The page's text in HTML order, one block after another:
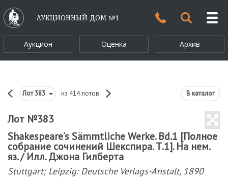
АУКЦИОННЫЙ ДОМ №1
Аукцион Оценка Архив
Лот383 из 414 лотов В каталог
Лот №383
Shakespeare’s Sämmtliche Werke. Bd.1 [Полное
собрание сочинений Шекспира. Т.1]. На нем.
яз. / Илл. Джона Гилберта
Stuttgart; Leipzig: Deutsche Verlags-Anstalt, 1890